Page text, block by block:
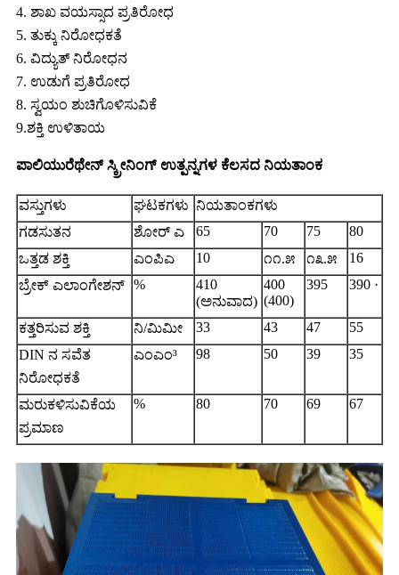
4. ಶಾಖ ವಯಸ್ಸಾದ ಪ್ರತಿರೋಧ
5. ತುಕ್ಕು ನಿರೋಧಕತೆ
6. ವಿದ್ಯುತ್ ನಿರೋಧನ
7. ಉಡುಗೆ ಪ್ರತಿರೋಧ
8. ಸ್ವಯಂ ಶುಚಿಗೊಳಿಸುವಿಕೆ
9.ಶಕ್ತಿ ಉಳಿತಾಯ
ಪಾಲಿಯುರೆಥೇನ್ ಸ್ಕ್ರೀನಿಂಗ್ ಉತ್ಪನ್ನಗಳ ಕೆಲಸದ ನಿಯತಾಂಕ
ವಸ್ತುಗಳು ಘಟಕಗಳು ನಿಯತಾಂಕಗಳು
ಗಡಸುತನ
ಶೋರ್ ಎ 65 70 75
80
ಒತ್ತಡ ಶಕ್ತಿ
ಎಂಪಿಎ 10 ೧೧.೫ ೧೩.೫
16
ಬ್ರೇಕ್ ಎಲಾಂಗೇಶನ್ %
410
(ಅನುವಾದ)
400
(400)
395 390 ·
ಕತ್ತರಿಸುವ ಶಕ್ತಿ ನಿ/ಮಿಮೀ 33 43 47
55
DIN ನ ಸವೆತ
ನಿರೋಧಕತೆ
ಎಂಎಂ³ 98 50 39 35
ಮರುಕಳಿಸುವಿಕೆಯ
ಪ್ರಮಾಣ
% 80 70 69 67